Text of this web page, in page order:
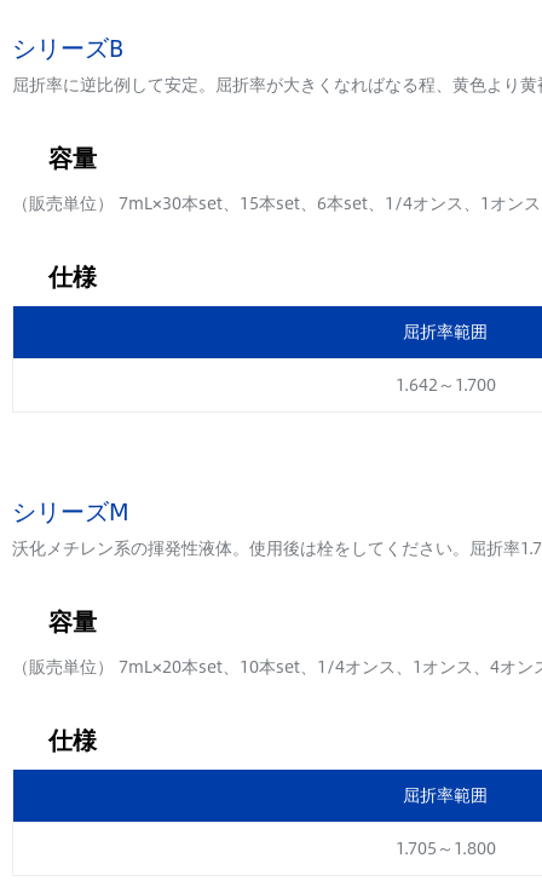
シリーズB
屈折率に逆比例して安定。屈折率が大きくなればなる程、黄色より
容量
（販売単位） 7mL×30本set、15本set、6本set、1/4オンス、1オン
仕様
屈折率範囲
1.642～1.700
シリーズM
沃化メチレン系の揮発性液体。使用後は栓をしてください。屈折率
容量
（販売単位） 7mL×20本set、10本set、1/4オンス、1オンス、4オン
仕様
屈折率範囲
1.705～1.800